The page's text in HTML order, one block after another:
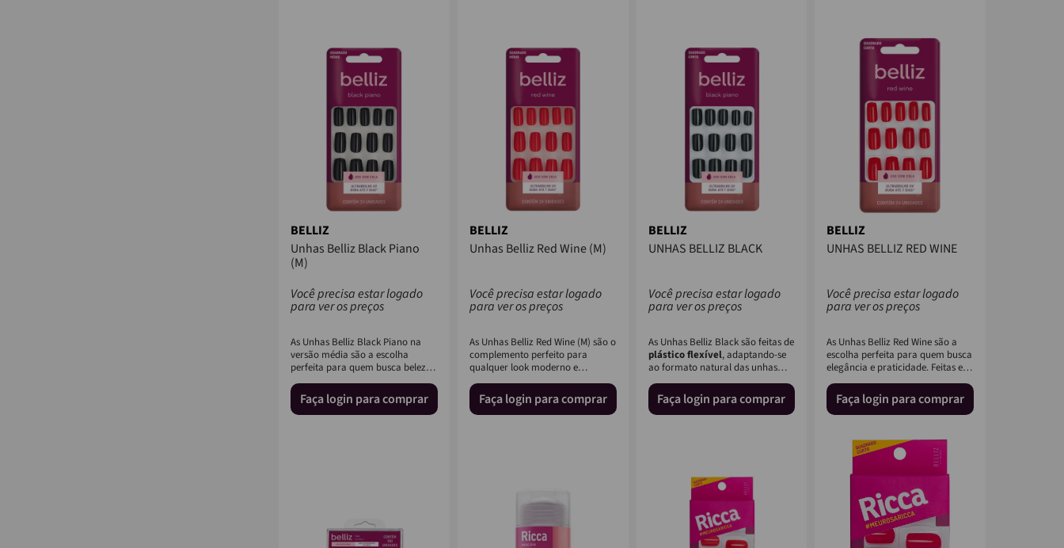
BELLIZ
Unhas Belliz Black Piano
(M)
Você precisa estar logado
para ver os preços
As Unhas Belliz Black Piano na
versão média são a escolha
perfeita para quem busca beleza
e praticidade. Feitas em
Faça login para comprar
BELLIZ
Unhas Belliz Red Wine (M)
Você precisa estar logado
para ver os preços
As Unhas Belliz Red Wine (M) são o
complemento perfeito para
qualquer look moderno e
sofisticado. Feitas de plástico ...
Faça login para comprar
BELLIZ
UNHAS BELLIZ BLACK
Você precisa estar logado
para ver os preços
As Unhas Belliz Black são feitas de
plástico flexível, adaptando-se
ao formato natural das unhas
enquanto ofer...
Faça login para comprar
BELLIZ
UNHAS BELLIZ RED WINE
Você precisa estar logado
para ver os preços
As Unhas Belliz Red Wine são a
escolha perfeita para quem busca
elegância e praticidade. Feitas em
plástico de alta q...
Faça login para comprar